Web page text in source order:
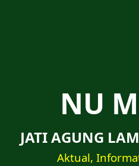
NU
JATI AGUNG
Aktual,